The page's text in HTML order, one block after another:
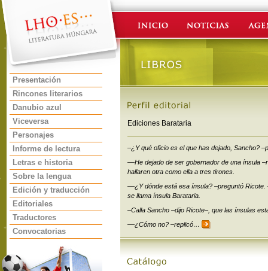
Presentación
Rincones literarios
Danubio azul
Viceversa
Personajes
Informe de lectura
Letras e historia
Sobre la lengua
Edición y traducción
Editoriales
Traductores
Convocatorias
Ediciones Barataria
–¿Y qué oficio es el que has dejado, Sancho?
––He dejado de ser gobernador de una ínsula
hallaren otra como ella a tres tirones.
––¿Y dónde está esa ínsula? –preguntó
se llama ínsula Barataria.
–Calla Sancho –dijo Ricote–, que las ínsulas
––¿Cómo no? –replicó…